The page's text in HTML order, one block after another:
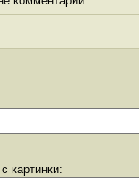
картинки: